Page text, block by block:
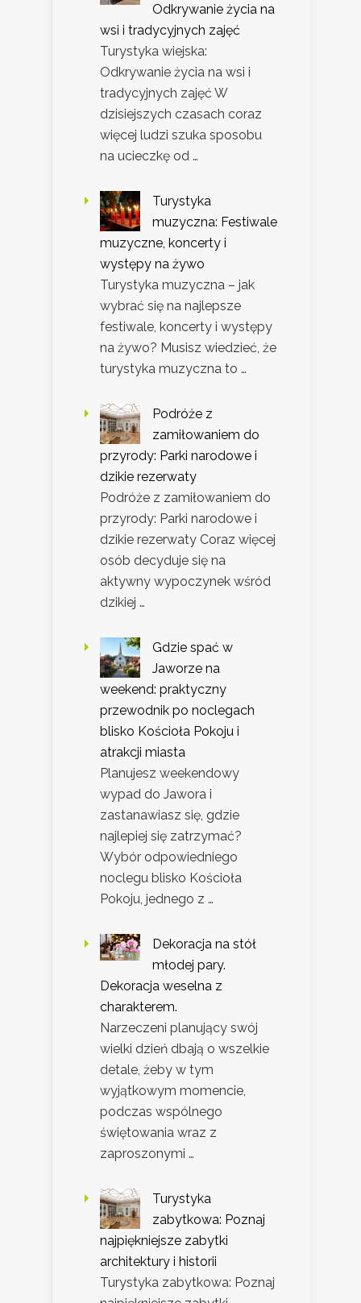
Odkrywanie życia na
wsi i tradycyjnych zajęć
Turystyka wiejska:
Odkrywanie życia na wsi i
tradycyjnych zajęć W
dzisiejszych czasach coraz
więcej ludzi szuka sposobu
na ucieczkę od …
Turystyka
muzyczna: Festiwale
muzyczne, koncerty i
występy na żywo
Turystyka muzyczna – jak
wybrać się na najlepsze
festiwale, koncerty i występy
na żywo? Musisz wiedzieć, że
turystyka muzyczna to …
Podróże z
zamiłowaniem do
przyrody: Parki narodowe i
dzikie rezerwaty
Podróże z zamiłowaniem do
przyrody: Parki narodowe i
dzikie rezerwaty Coraz więcej
osób decyduje się na
aktywny wypoczynek wśród
dzikiej …
Gdzie spać w
Jaworze na
weekend: praktyczny
przewodnik po noclegach
blisko Kościoła Pokoju i
atrakcji miasta
Planujesz weekendowy
wypad do Jawora i
zastanawiasz się, gdzie
najlepiej się zatrzymać?
Wybór odpowiedniego
noclegu blisko Kościoła
Pokoju, jednego z …
Dekoracja na stół
młodej pary.
Dekoracja weselna z
charakterem.
Narzeczeni planujący swój
wielki dzień dbają o wszelkie
detale, żeby w tym
wyjątkowym momencie,
podczas wspólnego
świętowania wraz z
zaproszonymi …
Turystyka
zabytkowa: Poznaj
najpiękniejsze zabytki
architektury i historii
Turystyka zabytkowa: Poznaj